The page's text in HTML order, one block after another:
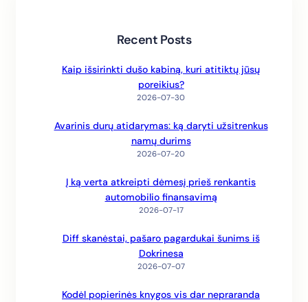
Recent Posts
Kaip išsirinkti dušo kabiną, kuri atitiktų jūsų
poreikius?
2026-07-30
Avarinis durų atidarymas: ką daryti užsitrenkus
namų durims
2026-07-20
Į ką verta atkreipti dėmesį prieš renkantis
automobilio finansavimą
2026-07-17
Diff skanėstai, pašaro pagardukai šunims iš
Dokrinesa
2026-07-07
Kodėl popierinės knygos vis dar nepraranda